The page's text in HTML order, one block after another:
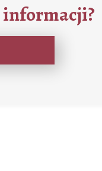
informacji?